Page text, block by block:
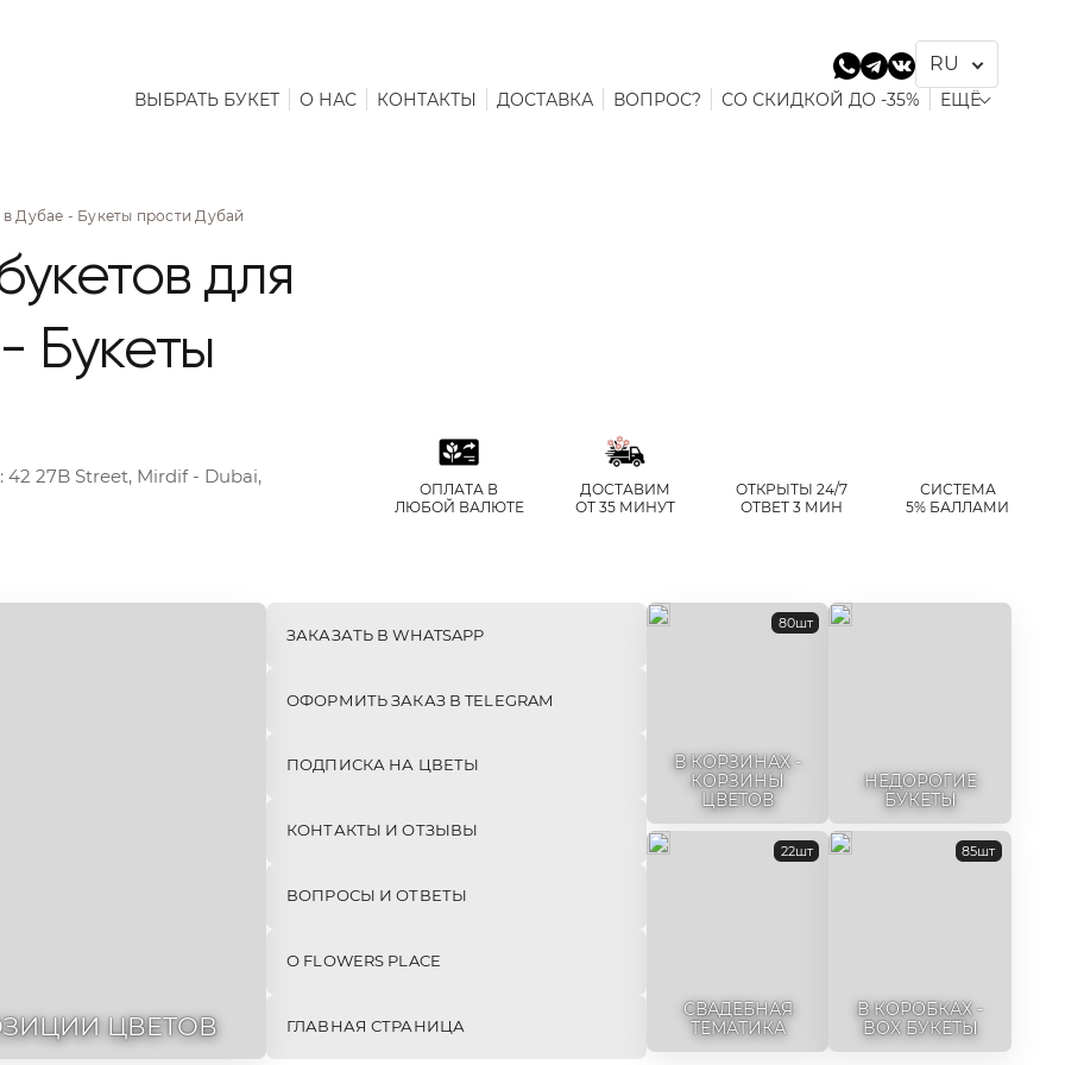
ВЫБРАТЬ БУКЕТ О НАС КОНТАКТЫ ДОСТАВКА ВОПРОС? СО СКИДКОЙ ДО -35% ЕЩЁ
Дубае - Букеты прости Дубай
для
Букеты
42 27B Street, Mirdif - Dubai,
ОПЛАТА В
ЛЮБОЙ ВАЛЮТЕ
ДОСТАВИМ
ОТ 35 МИНУТ
ОТКРЫТЫ 24/7
ОТВЕТ 3 МИН
СИСТЕМА
5% БАЛЛАМИ
ЦВЕТОВ
ЗАКАЗАТЬ В WHATSAPP
ОФОРМИТЬ ЗАКАЗ В TELEGRAM
ПОДПИСКА НА ЦВЕТЫ
КОНТАКТЫ И ОТЗЫВЫ
ВОПРОСЫ И ОТВЕТЫ
О FLOWERS PLACE
ГЛАВНАЯ СТРАНИЦА
80шт
В КОРЗИНАХ -
КОРЗИНЫ
ЦВЕТОВ
НЕДОРОГИЕ
БУКЕТЫ
22шт
СВАДЕБНАЯ
ТЕМАТИКА
85шт
В КОРОБКАХ -
BOX БУКЕТЫ